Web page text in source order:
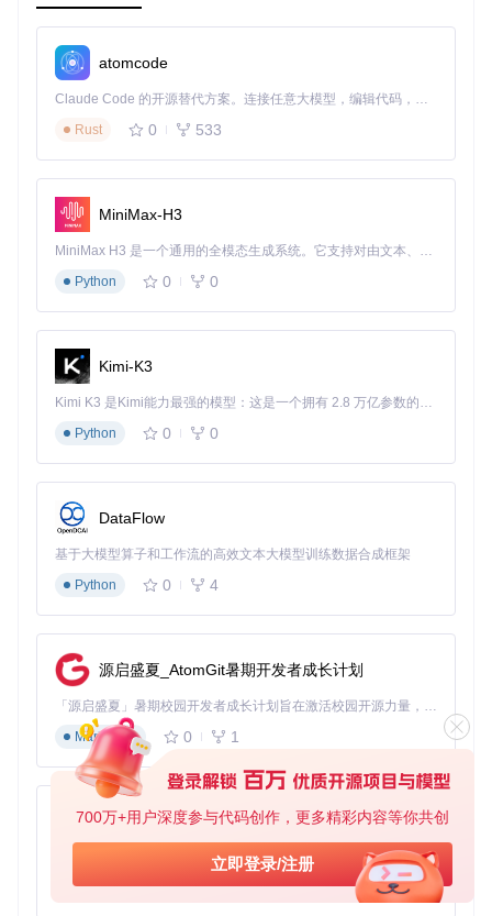
700万+用户深度参与代码创作，更多精彩内容等你共创
立即登录/注册
等待完成。全过程无需人工干预，通常只需30秒即可完
成。
消息保护工具启动界面
高级功能：个性化设置
在主界面"设置"选项卡中，你可以：
启用多账号登录支持
设置撤回消息提醒音效
配置自动备份频率
选择需要保护的应用范围
💼实用场景案例
职场
沟通
启用全部应用保护+自
动备份
目反馈
学习
QQ专属保护+截图自
重要
信息
微信重点联系人保护
确保关键对话不被意外
时登录多个账号并分别启用保护。
🆚功能对比：为什么选择RevokeMsgPatcher
与同类工具相比，本项目具有三大独特优势：
功能特
性
RevokeMsgPatche
r
传统防撤回工具
支持软
件
微信/QQ/TIM全支持
自动适配新版本
丁
安全性
无广告无后门 可能包含捆绑软件
atomcode
Claude Code 的开源替代方案。连接任意大模型，编辑代码，运行命令，自动验证 — 全自动执行。用 Rust 构建，极致性能。 ｜ An open-source alternative to Claude Code. Connect any LLM, edit code, run commands, and verify changes — autonomously. Built in Rust for speed. Get Started
Rust
0 533
MiniMax-H3
MiniMax H3 是一个通用的全模态生成系统。它支持对由文本、图像、视频和音频组成的多模态上下文进行统一理解，并能生成分辨率高达 2K、时长可达 15 秒的带原生立体声音频的视频。得益于面向任务泛化的系统设计，H3 在预训练阶段就已具备广泛的多模态上下文理解与生成能力，能够出色地执行复杂的多模态指令。
Python
0 0
Kimi-K3
Kimi K3 是Kimi能力最强的模型：这是一个拥有 2.8 万亿参数的混合专家（MoE）模型，具备原生视觉理解能力，并支持 100 万 token 的上下文窗口。
Python
0 0
DataFlow
基于大模型算子和工作流的高效文本大模型训练数据合成框架
Python
0 4
源启盛夏_AtomGit暑期开发者成长计划
「源启盛夏」暑期校园开发者成长计划旨在激活校园开源力量，通过积分激励、认证扶持、资源倾斜等形式，引导高校组织和开发者完成「入驻 — 建项目 — 做贡献 — 获认证 — 得资源」的完整闭环。无论你是想带领社团入驻平台的组织者，还是希望用代码贡献证明自己的开发者，都能在这里找到属于你的成长路径。
Markdown
0 1
py-xiaozhi
基于Python的Xiaozhi AI，适用于想要完整Xiaozhi体验而无需拥有专用硬件的用户。
Python
0 1